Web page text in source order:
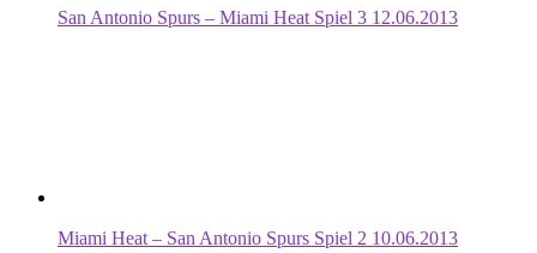
San Antonio Spurs – Miami Heat Spiel 3 12.06.2013
Miami Heat – San Antonio Spurs Spiel 2 10.06.2013